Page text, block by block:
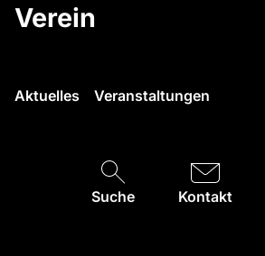
Verein
Aktuelles Veranstaltungen
Suche Kontakt